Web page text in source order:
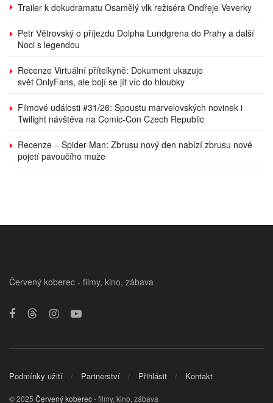
Trailer k dokudramatu Osamělý vlk režiséra Ondřeje Veverky
Petr Větrovský o příjezdu Dolpha Lundgrena do Prahy a další
Noci s legendou
Recenze Virtuální přítelkyně: Dokument ukazuje
svět OnlyFans, ale bojí se jít víc do hloubky
Filmové události #31/26: Spoustu marvelovských novinek i
Twilight návštěva na Comic-Con Czech Republic
Recenze – Spider-Man: Zbrusu nový den nabízí zbrusu nové
pojetí pavoučího muže
Červený koberec - filmy, kino, zábava
Podmínky užití Partnerství Přihlásit Kontakt
© 2025 Červený koberec- filmy, kino, zábava